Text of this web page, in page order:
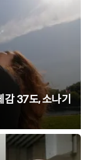
37도, 소나기